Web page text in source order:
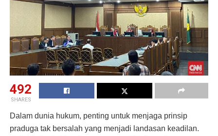
492
SHARES
Dalam dunia hukum, penting untuk menjaga prinsip
praduga tak bersalah yang menjadi landasan keadilan.